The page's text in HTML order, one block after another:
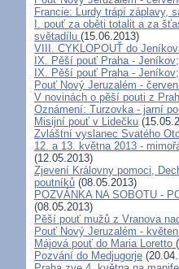
Francie: Lurdy trápí záplavy,
I. pouť za oběti totalit a za
světadílu (15.06.2013)
VIII. CYKLOPOUŤ do
IX. Pěší pouť Praha -
IX. Pěší pouť Praha -
Pouť Nový Jeruzalém -
V novinách o pěší pouti z
Oznámení: Turzovka - jarní
Misijní pouť v Lidečku
Zvláštní vyslanec Svatého
12. a 13. května 2013 -
(12.05.2013)
Zjevení Královny pomoci,
poutníků (08.05.2013)
POZVÁNKA NA SOBOTU -
(08.05.2013)
Pěší pouť mužů z Vranova
Pouť Nový Jeruzalém -
Májová pouť do Maria Loretto
Pozvání do Medjugorje